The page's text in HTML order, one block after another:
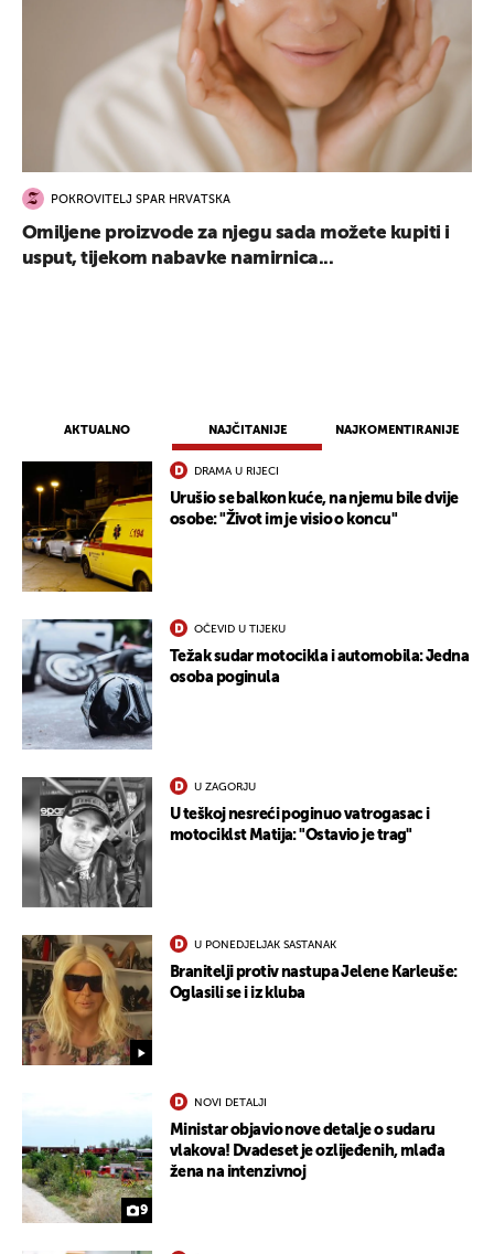
AKTUALNO NAJČITANIJE NAJKOMENTIRANIJE
DRAMA U RIJECI
Urušio se balkon kuće, na njemu bile dvije
osobe: "Život im je visio o koncu"
OČEVID U TIJEKU
Težak sudar motocikla i automobila: Jedna
osoba poginula
U ZAGORJU
U teškoj nesreći poginuo vatrogasac i
motociklst Matija: "Ostavio je trag"
U PONEDJELJAK SASTANAK
Branitelji protiv nastupa Jelene Karleuše:
Oglasili se i iz kluba
9
NOVI DETALJI
Ministar objavio nove detalje o sudaru
vlakova! Dvadeset je ozlijeđenih, mlađa
žena na intenzivnoj
POKROVITELJ SPAR HRVATSKA
Omiljene proizvode za njegu sada možete kupiti i
usput, tijekom nabavke namirnica...